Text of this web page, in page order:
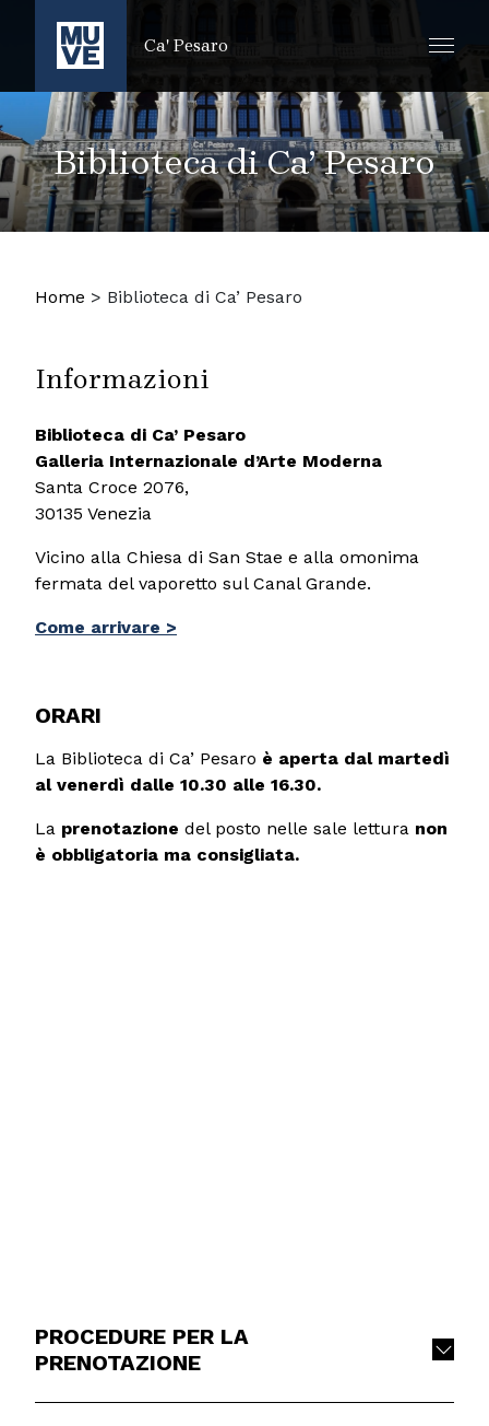
SALTA AL CONTENUTO PRINCIPALE
Ca' Pesaro
Biblioteca di Ca’ Pesaro
Home > Biblioteca di Ca’ Pesaro
Informazioni
Biblioteca di Ca’ Pesaro
Galleria Internazionale d’Arte Moderna
Santa Croce 2076,
30135 Venezia
Vicino alla Chiesa di San Stae e alla omonima
fermata del vaporetto sul Canal Grande.
Come arrivare >
ORARI
La Biblioteca di Ca’ Pesaro è aperta dal martedì
al venerdì dalle 10.30 alle 16.30.
La prenotazione del posto nelle sale lettura non
è obbligatoria ma consigliata.
PROCEDURE PER LA
PRENOTAZIONE